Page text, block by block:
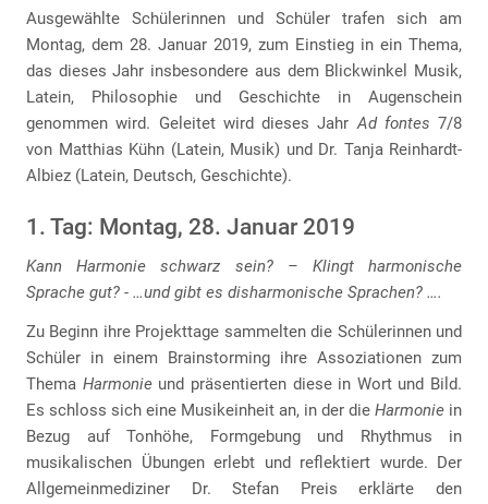
Ausgewählte Schülerinnen und Schüler trafen sich am
Montag, dem 28. Januar 2019, zum Einstieg in ein Thema,
das dieses Jahr insbesondere aus dem Blickwinkel Musik,
Latein, Philosophie und Geschichte in Augenschein
genommen wird. Geleitet wird dieses JahrAd fontes 7/8
von Matthias Kühn (Latein, Musik) und Dr. Tanja Reinhardt-
Albiez (Latein, Deutsch, Geschichte).
1. Tag: Montag, 28. Januar 2019
Kann Harmonie schwarz sein? – Klingt harmonische
Sprache gut? - …und gibt es disharmonische Sprachen? ….
Zu Beginn ihre Projekttage sammelten die Schülerinnen und
Schüler in einem Brainstorming ihre Assoziationen zum
Thema Harmonieund präsentierten diese in Wort und Bild.
Es schloss sich eine Musikeinheit an, in der die Harmonie in
Bezug auf Tonhöhe, Formgebung und Rhythmus in
musikalischen Übungen erlebt und reflektiert wurde. Der
Allgemeinmediziner Dr. Stefan Preis erklärte den